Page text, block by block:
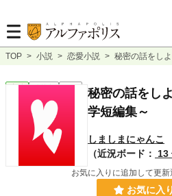
TOP > 小説 > 恋愛小説 > 秘密の話をし
恋愛 連載中 長編
秘密の話をし
学短編集～
しましまにゃんこ
（近況ボード：
13
お気に入りに追加して更新
お気に入